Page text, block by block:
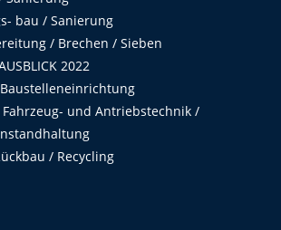
bau / Sanierung
/ Brechen / Sieben
2022
und Antriebstechnik /
/ Recycling